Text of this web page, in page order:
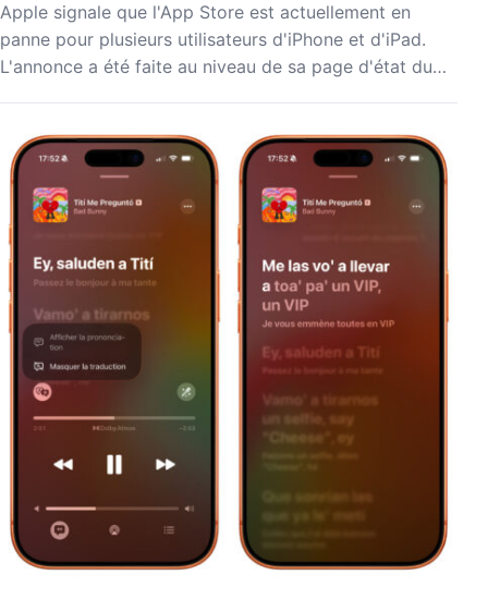
Apple signale que l'App Store est actuellement en
panne pour plusieurs utilisateurs d'iPhone et d'iPad.
L'annonce a été faite au niveau de sa page d'état du…